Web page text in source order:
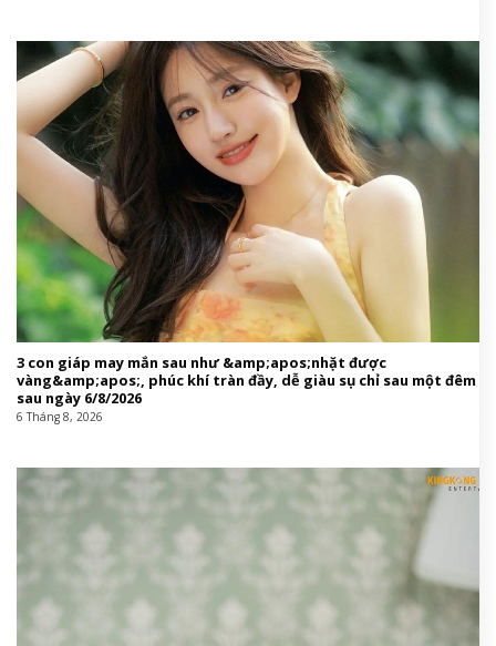
3 con giáp may mắn sau như &amp;apos;nhặt được
vàng&amp;apos;, phúc khí tràn đầy, dễ giàu sụ chỉ sau một đêm
sau ngày 6/8/2026
6 Tháng 8, 2026